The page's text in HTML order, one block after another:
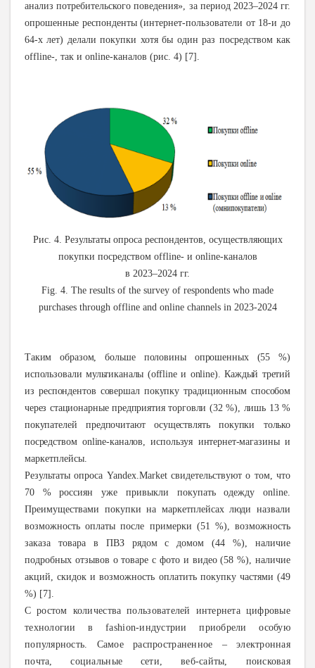
анализ потребительского поведения», за период 2023–2024 гг.
опрошенные респонденты (интернет-пользователи от 18-и до
64-х лет) делали покупки хотя бы один раз посредством как
offline-, так и online-каналов (рис. 4) [7].
Рис. 4. Результаты опроса респондентов, осуществляющих
покупки посредством offline- и online-каналов
в 2023–2024 гг.
Fig. 4. The results of the survey of respondents who made
purchases through offline and online channels in 2023-2024
Таким образом, больше половины опрошенных (55 %)
использовали мультиканалы (offline и online). Каждый третий
из респондентов совершал покупку традиционным способом
через стационарные предприятия торговли (32 %), лишь 13 %
покупателей предпочитают осуществлять покупки только
посредством online-каналов, используя интернет-магазиныи
маркетплейсы.
Результаты опроса Yandex.Market свидетельствуют о том, что
70 % россиян уже привыкли покупать одежду online.
Преимуществами покупки на маркетплейсах люди назвали
возможность оплаты после примерки (51 %), возможность
заказа товара в ПВЗ рядом с домом (44 %), наличие
подробных отзывов о товаре с фото и видео (58 %), наличие
акций, скидок и возможность оплатить покупку частями (49
%) [7].
С ростом количества пользователей интернета цифровые
технологии в fashion-индустрии приобрели особую
популярность. Самое распространенное – электронная
почта, социальные сети, веб-сайты, поисковая